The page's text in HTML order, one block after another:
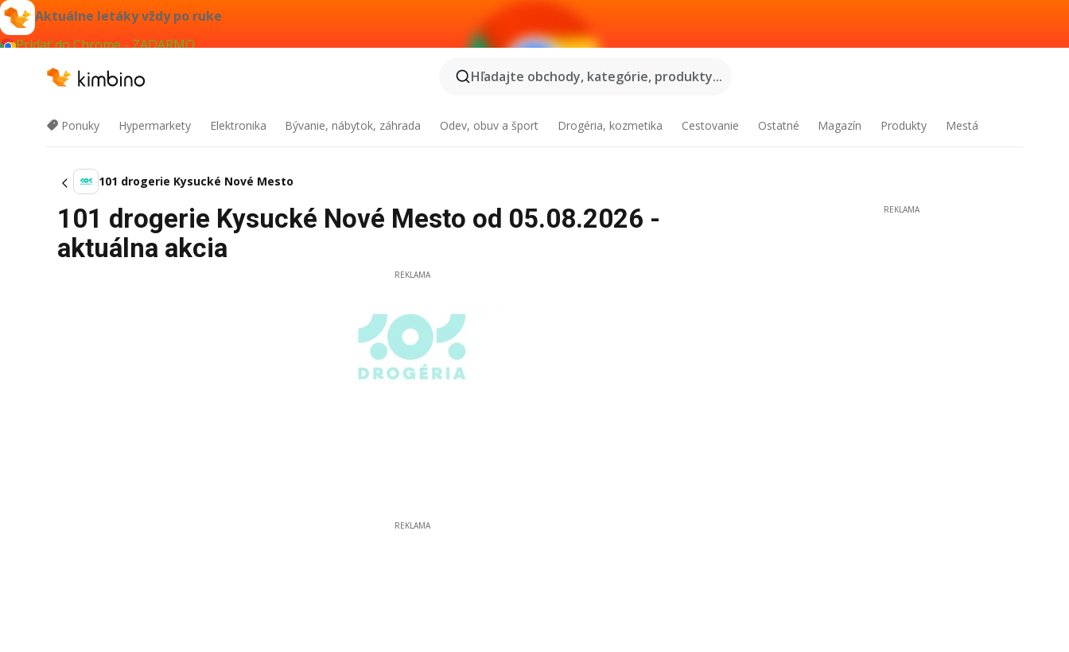
Aktuálne letáky vždy po ruke
Pridať do Chrome - ZADARMO
Hľadajte obchody, kategórie, produkty...
Ponuky Hypermarkety Elektronika Bývanie, nábytok, záhrada Odev, obuv a šport Drogéria, kozmetika Cestovanie Ostatné Magazín Produkty Mestá
101 drogerie Kysucké Nové Mesto
101 drogerie Kysucké Nové Mesto od 05.08.2026 -
aktuálna akcia
REKLAMA
REKLAMA
REKLAMA